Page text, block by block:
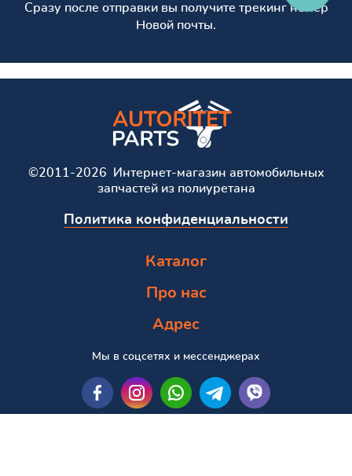
Сразу после отправки вы получите трекинг номер
Новой почты.
©2011-2026 Интернет-магазин автомобильных
запчастей из полиуретана
Политика конфиденциальности
Каталог
Про нас
Адрес
Мы в соцсетях и мессенджерах